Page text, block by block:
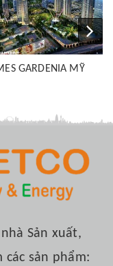
GARDENIA MỸ
Sản xuất,
các sản phẩm: